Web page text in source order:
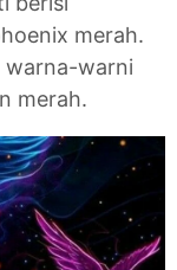
merah.
warna-warni
merah.